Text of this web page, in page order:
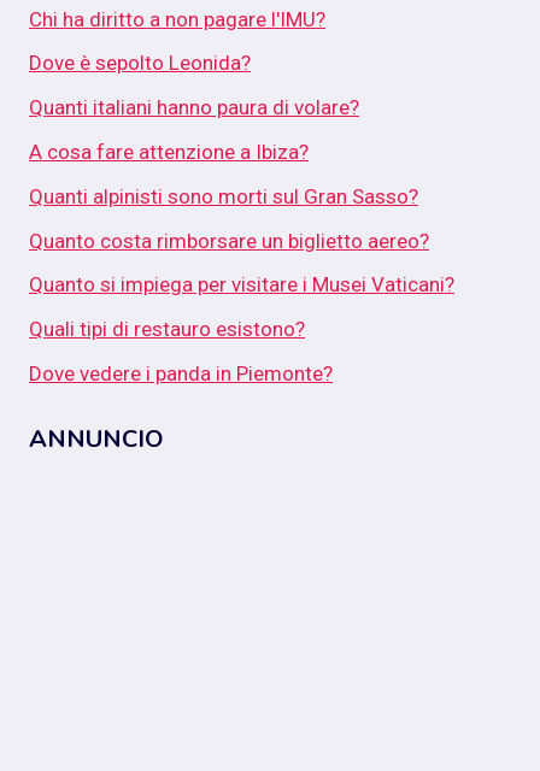
Chi ha diritto a non pagare l'IMU?
Dove è sepolto Leonida?
Quanti italiani hanno paura di volare?
A cosa fare attenzione a Ibiza?
Quanti alpinisti sono morti sul Gran Sasso?
Quanto costa rimborsare un biglietto aereo?
Quanto si impiega per visitare i Musei Vaticani?
Quali tipi di restauro esistono?
Dove vedere i panda in Piemonte?
ANNUNCIO